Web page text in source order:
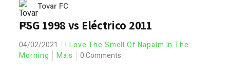
Tovar FC
PSG 1998 vs Eléctrico 2011
04/02/2021
I Love The Smell Of Napalm In The
Morning
Mais 0 Comments